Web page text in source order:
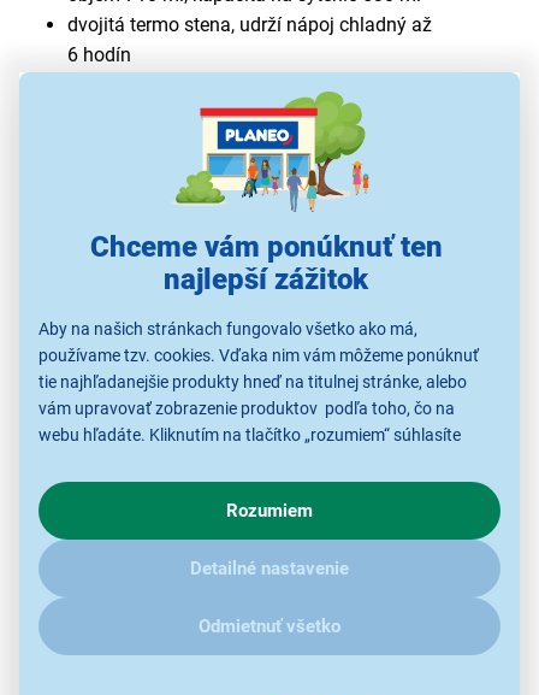
Chceme vám ponúknuť ten
najlepší zážitok
Aby na našich stránkach fungovalo všetko ako má,
používame tzv. cookies. Vďaka nim vám môžeme ponúknuť
tie najhľadanejšie produkty hneď na titulnej stránke, alebo
vám upravovať zobrazenie produktov podľa toho, čo na
webu hľadáte. Kliknutím na tlačítko „rozumiem“ súhlasíte
o chovaní na webe pre zobrazovaní cielených reklám.
V prípade že vás zaujímajú detaily, ako u nás s cookies a
ďalšími údaji pracujeme, kliknitesem.
Rozumiem
Detailné nastavenie
Odmietnuť všetko
dvojitá termo stena, udrží nápoj chladný až
6 hodín
rysky na dávkovanie vody a príchutí
dve samostatné hrdlá
rozložiteľné vyhotovenie vhodné do umývačky
pútko na prenášanie
kompatibilná s výrobníkmi GAIA, TERRA, E-TERRA,
ART a ENSO
Jedna fľaša na prípravu aj prenášanie
perlivej vody